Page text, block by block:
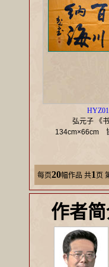
HYZ01
弘元子 《书
134cm×66cm
每页20幅作品 共1 页
作者简